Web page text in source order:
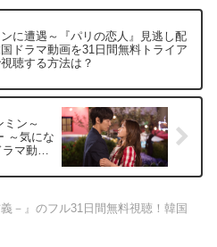
に遭遇～『パリの恋人』見逃し配
ドラマ動画を31日間無料トライア
聴する方法は？
ン～
～気にな
マ動画
義－』のフル31日間無料視聴！韓国